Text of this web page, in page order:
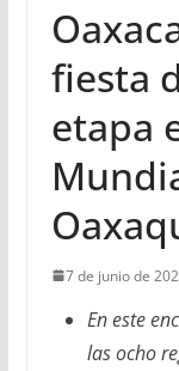
fiesta
etapa
7 de junio de
En este
las ocho